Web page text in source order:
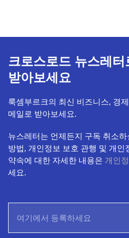
크로스로드 뉴스레
받아보세요
룩셈부르크의 최신 비즈니스, 경
메일로 받아보세요.
뉴스레터는 언제든지 구독 취소
방법, 개인정보 보호 관행 및 개인
약속에 대한 자세한 내용은 개인
세요.